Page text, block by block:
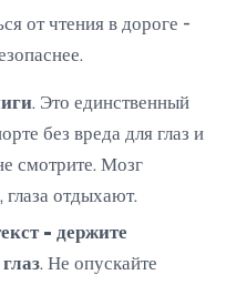
от чтения в дороге -
. Это единственный
без вреда для глаз и
смотрите. Мозг
отдыхают.
- держите
. Не опускайте